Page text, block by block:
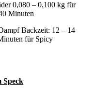
0,080 – 0,100 kg für
Minuten
Backzeit: 12 – 14
für Spicy
Speck